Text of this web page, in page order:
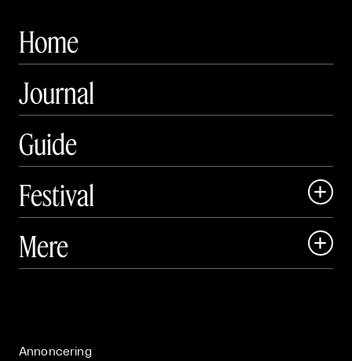
Home
Journal
Guide
Festival

 Art Matter Festival
Mere 
Annoncering